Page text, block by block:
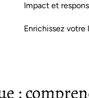
Impact et
Enrichissez
: